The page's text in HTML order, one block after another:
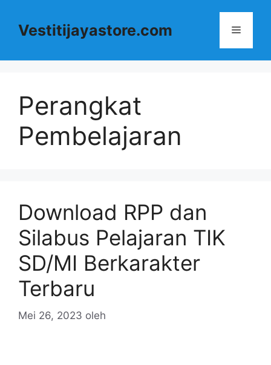
Vestitijayastore.com Menu
Perangkat
Pembelajaran
Download RPP dan
Silabus Pelajaran TIK
SD/MI Berkarakter
Terbaru
Mei 26, 2023 oleh